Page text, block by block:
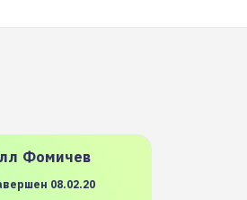
Фомичев
08.02.20